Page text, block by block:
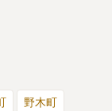
野木町